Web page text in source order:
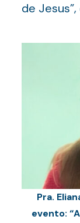
de
Pra.
evento: